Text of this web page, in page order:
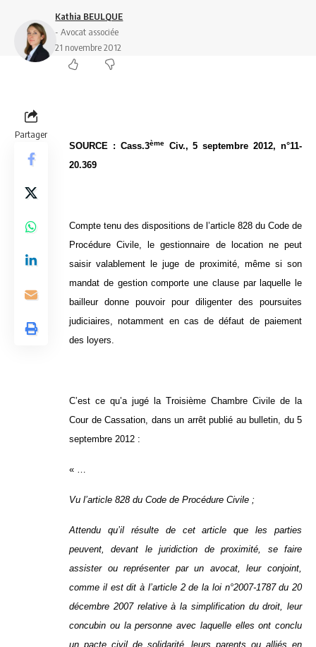
Kathia BEULQUE
- Avocat associée
21 novembre 2012
Partager
SOURCE : Cass.3èmeCiv., 5 septembre 2012, n°11-
20.369
Compte tenu des dispositions de l’article 828 du Code de
Procédure Civile, le gestionnaire de location ne peut
saisir valablement le juge de proximité, même si son
mandat de gestion comporte une clause par laquelle le
bailleur donne pouvoir pour diligenter des poursuites
judiciaires, notamment en cas de défaut de paiement
des loyers.
C’est ce qu’a jugé la Troisième Chambre Civile de la
Cour de Cassation, dans un arrêt publié au bulletin, du 5
septembre 2012 :
« …
Vu l’article 828 du Code de Procédure Civile ;
Attendu qu’il résulte de cet article que les parties
peuvent, devant le juridiction de proximité, se faire
assister ou représenter par un avocat, leur conjoint,
comme il est dit à l’article 2 de la loi n°2007-1787 du 20
décembre 2007 relative à la simplification du droit, leur
concubin ou la personne avec laquelle elles ont conclu
un pacte civil de solidarité, leurs parents ou alliés en